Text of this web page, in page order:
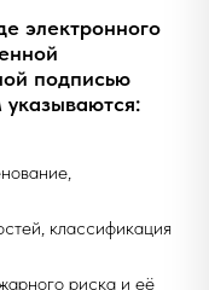
электронного
подписью
классификация
риска и её